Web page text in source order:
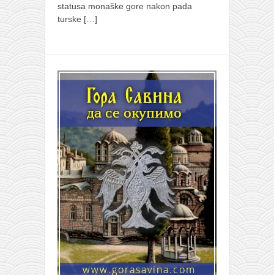
statusa monaške gore nakon pada
turske […]